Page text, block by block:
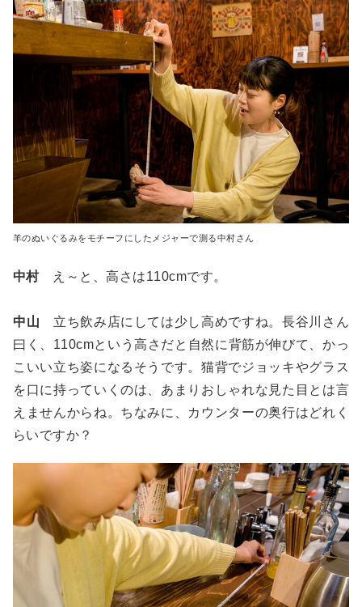
羊のぬいぐるみをモチーフにしたメジャーで測る中村さん
中村え～と、高さは110cmです。
中山 立ち飲み店にしては少し高めですね。長谷川さん
曰く、110cmという高さだと自然に背筋が伸びて、かっ
こいい立ち姿になるそうです。猫背でジョッキやグラス
を口に持っていくのは、あまりおしゃれな見た目とは言
えませんからね。ちなみに、カウンターの奥行はどれく
らいですか？